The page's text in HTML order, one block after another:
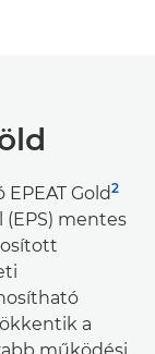
Gold2
mentes
a